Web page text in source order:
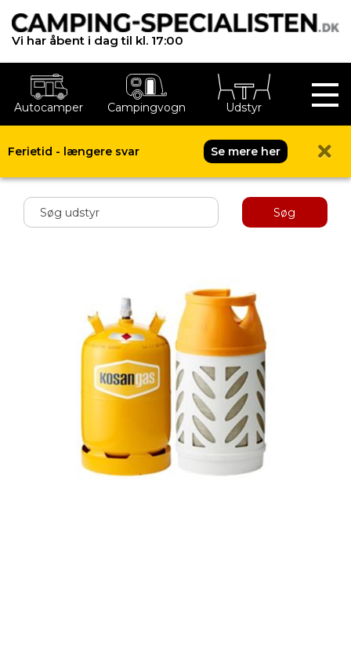
Vi har åbent i dag til kl. 17:00
Autocamper Campingvogn Udstyr
Ferietid - længere svar
Se mere her
Søg